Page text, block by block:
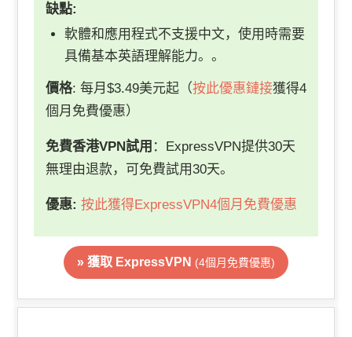
缺點:
軟體和應用程式不支援中文，使用時需要
具備基本英語理解能力。。
價格: 每月$3.49美元起（按此優惠鏈接獲得4
個月免費優惠）
免費香港VPN試用 ：ExpressVPN提供30天
無理由退款，可免費試用30天。
優惠: 按此獲得ExpressVPN4個月免費優惠
» 獲取 ExpressVPN (4個月免費優惠)